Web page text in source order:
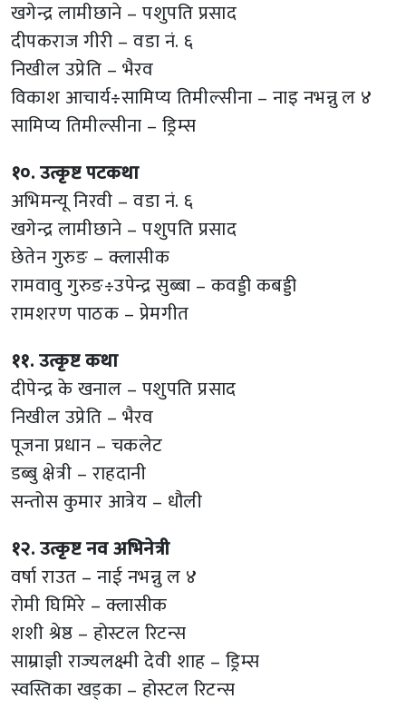
खगेन्द्र लामीछाने – पशुपति प्रसाद
दीपकराज गीरी – वडा नं. ६
निखील उप्रेति – भैरव
विकाश आचार्य÷सामिप्य तिमील्सीना – नाइ नभन्नु ल ४
सामिप्य तिमील्सीना – ड्रिम्स
१०. उत्कृष्ट पटकथा
अभिमन्यू निरवी – वडा नं. ६
खगेन्द्र लामीछाने – पशुपति प्रसाद
छेतेन गुरुङ – क्लासीक
रामवावु गुरुङ÷उपेन्द्र सुब्बा – कवड्डी कबड्डी
रामशरण पाठक – प्रेमगीत
११. उत्कृष्ट कथा
दीपेन्द्र के खनाल – पशुपति प्रसाद
निखील उप्रेति – भैरव
पूजना प्रधान – चकलेट
डब्बु क्षेत्री – राहदानी
सन्तोस कुमार आत्रेय – धौली
१२. उत्कृष्ट नव अभिनेत्री
वर्षा राउत – नाई नभन्नु ल ४
रोमी घिमिरे – क्लासीक
शशी श्रेष्ठ – होस्टल रिटन्स
साम्राज्ञी राज्यलक्ष्मी देवी शाह – ड्रिम्स
स्वस्तिका खड्का – होस्टल रिटन्स